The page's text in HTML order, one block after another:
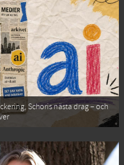
Schoris nästa drag – och